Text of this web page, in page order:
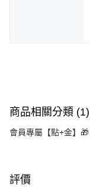
商品相關分類 (1)
會員專屬【點+金】🎁
評價